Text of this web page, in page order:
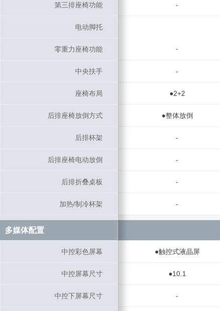
第三排座椅功能 -
电动脚托
零重力座椅功能 -
中央扶手 -
座椅布局 ●2+2
后排座椅放倒方式 ●整体放倒
后排杯架 -
后排座椅电动放倒 -
后排折叠桌板 -
加热/制冷杯架 -
多媒体配置
中控彩色屏幕 ●触控式液晶屏
中控屏幕尺寸 ●10.1
中控下屏幕尺寸 -
第三排座椅功能
电动脚托
零重力座椅功能
中央扶手
座椅布局
后排座椅放倒方式
后排杯架
后排座椅电动放倒
后排折叠桌板
加热/制冷杯架
多媒体配置
中控彩色屏幕
中控屏幕尺寸
中控下屏幕尺寸